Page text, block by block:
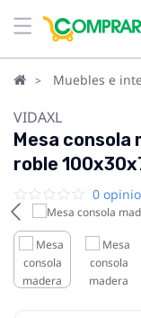
Muebles e
VIDAXL
Mesa consola
roble
0